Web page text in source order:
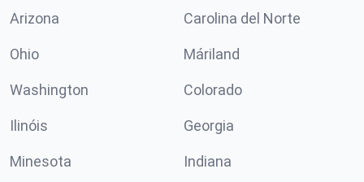
Arizona Carolina del Norte
Ohio Máriland
Washington Colorado
Ilinóis Georgia
Minesota Indiana